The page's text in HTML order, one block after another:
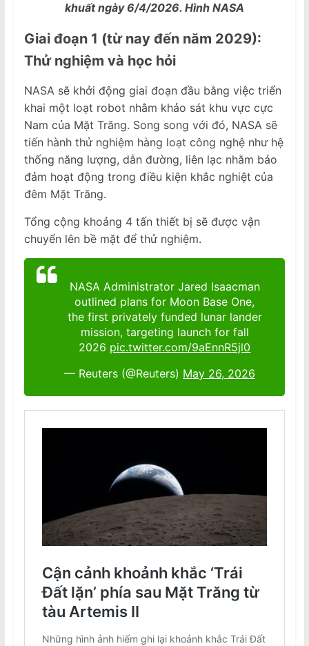
khuất ngày 6/4/2026. Hình NASA
Giai đoạn 1 (từ nay đến năm 2029):
Thử nghiệm và học hỏi
NASA sẽ khởi động giai đoạn đầu bằng việc triển
khai một loạt robot nhằm khảo sát khu vực cực
Nam của Mặt Trăng. Song song với đó, NASA sẽ
tiến hành thử nghiệm hàng loạt công nghệ như hệ
thống năng lượng, dẫn đường, liên lạc nhằm bảo
đảm hoạt động trong điều kiện khắc nghiệt của
đêm Mặt Trăng.
Tổng cộng khoảng 4 tấn thiết bị sẽ được vận
chuyển lên bề mặt để thử nghiệm.
NASA Administrator Jared Isaacman
outlined plans for Moon Base One,
the first privately funded lunar lander
mission, targeting launch for fall
2026 pic.twitter.com/9aEnnR5jl0
— Reuters (@Reuters) May 26, 2026